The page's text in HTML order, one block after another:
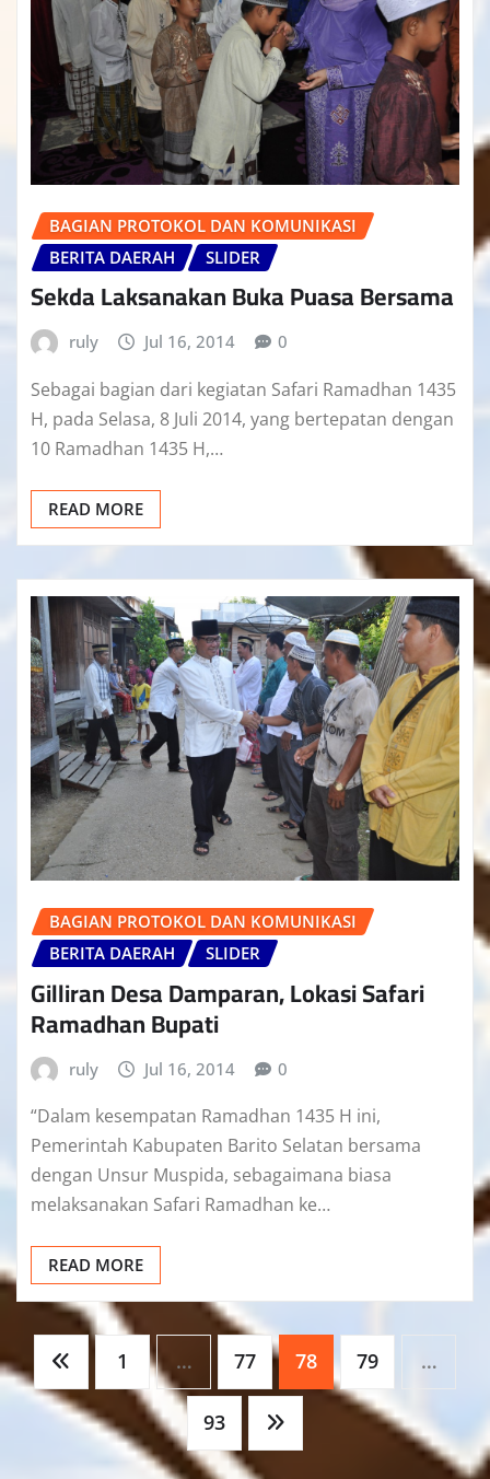
BAGIAN PROTOKOL DAN KOMUNIKASI
BERITA DAERAH
SLIDER
Sekda Laksanakan Buka Puasa Bersama
ruly Jul 16, 2014 0
Sebagai bagian dari kegiatan Safari Ramadhan 1435
H, pada Selasa, 8 Juli 2014, yang bertepatan dengan
10 Ramadhan 1435 H,…
READ MORE
BAGIAN PROTOKOL DAN KOMUNIKASI
BERITA DAERAH
SLIDER
Gilliran Desa Damparan, Lokasi Safari
Ramadhan Bupati
ruly Jul 16, 2014 0
“Dalam kesempatan Ramadhan 1435 H ini,
Pemerintah Kabupaten Barito Selatan bersama
dengan Unsur Muspida, sebagaimana biasa
melaksanakan Safari Ramadhan ke…
READ MORE
Paginasi
pos
1 … 77 78 79 …
93